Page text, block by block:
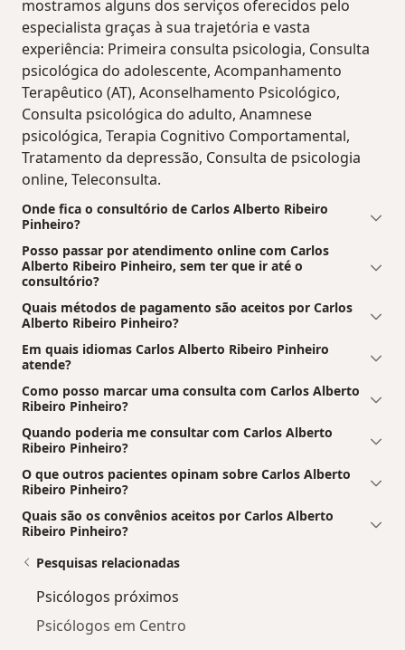
mostramos alguns dos serviços oferecidos pelo
especialista graças à sua trajetória e vasta
experiência: Primeira consulta psicologia, Consulta
psicológica do adolescente, Acompanhamento
Terapêutico (AT), Aconselhamento Psicológico,
Consulta psicológica do adulto, Anamnese
psicológica, Terapia Cognitivo Comportamental,
Tratamento da depressão, Consulta de psicologia
online, Teleconsulta.
Onde fica o consultório de Carlos Alberto Ribeiro
Pinheiro?
Posso passar por atendimento online com Carlos
Alberto Ribeiro Pinheiro, sem ter que ir até o
consultório?
Quais métodos de pagamento são aceitos por Carlos
Alberto Ribeiro Pinheiro?
Em quais idiomas Carlos Alberto Ribeiro Pinheiro
atende?
Como posso marcar uma consulta com Carlos Alberto
Ribeiro Pinheiro?
Quando poderia me consultar com Carlos Alberto
Ribeiro Pinheiro?
O que outros pacientes opinam sobre Carlos Alberto
Ribeiro Pinheiro?
Quais são os convênios aceitos por Carlos Alberto
Ribeiro Pinheiro?
Pesquisas relacionadas
Psicólogos próximos
Psicólogos em Centro